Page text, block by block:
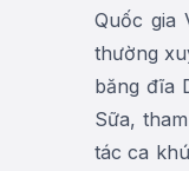
Quốc gia
thường
băng đĩa
Sữa,
tác ca